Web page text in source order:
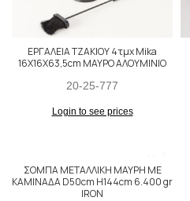
ΕΡΓΑΛΕΙΑ ΤΖΑΚΙΟΥ 4τμχ Mika
16Χ16Χ63,5cm ΜΑΥΡΟ ΑΛΟΥΜΙΝΙΟ
20-25-777
Login to see prices
ΣΟΜΠΑ ΜΕΤΑΛΛΙΚΗ ΜΑΥΡΗ ΜΕ
ΚΑΜΙΝΑΔΑ D50cm H144cm 6.400 gr
IRON